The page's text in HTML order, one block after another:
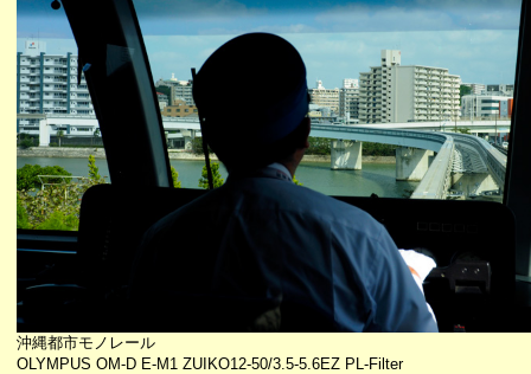
沖縄都市モノレール
OLYMPUS OM-D E-M1 ZUIKO12-50/3.5-5.6EZ PL-Filter